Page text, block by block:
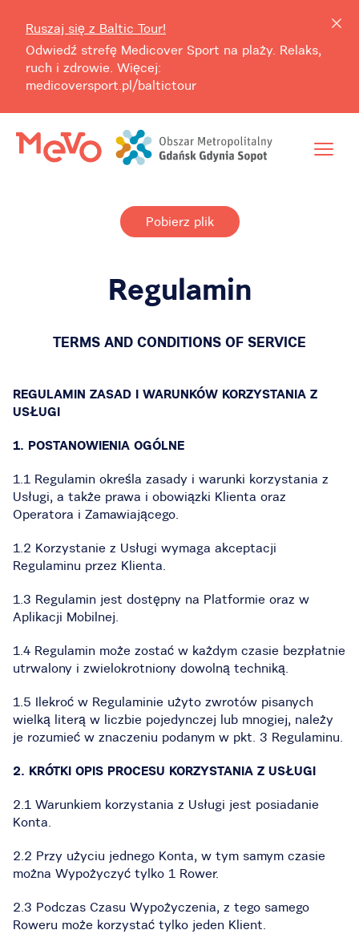
Ruszaj się z Baltic Tour!
Odwiedź strefę Medicover Sport na plaży. Relaks,
ruch i zdrowie. Więcej:
medicoversport.pl/baltictour
Pobierz plik
Regulamin
TERMS AND CONDITIONS OF SERVICE
REGULAMIN ZASAD I WARUNKÓW KORZYSTANIA Z
USŁUGI
1. POSTANOWIENIA OGÓLNE
1.1 Regulamin określa zasady i warunki korzystania z
Usługi, a także prawa i obowiązki Klienta oraz
Operatora i Zamawiającego.
1.2 Korzystanie z Usługi wymaga akceptacji
Regulaminu przez Klienta.
1.3 Regulamin jest dostępny na Platformie oraz w
Aplikacji Mobilnej.
1.4 Regulamin może zostać w każdym czasie bezpłatnie
utrwalony i zwielokrotniony dowolną techniką.
1.5 Ilekroć w Regulaminie użyto zwrotów pisanych
wielką literą w liczbie pojedynczej lub mnogiej, należy
je rozumieć w znaczeniu podanym w pkt. 3 Regulaminu.
2. KRÓTKI OPIS PROCESU KORZYSTANIA Z USŁUGI
2.1 Warunkiem korzystania z Usługi jest posiadanie
Konta.
2.2 Przy użyciu jednego Konta, w tym samym czasie
można Wypożyczyć tylko 1 Rower.
2.3 Podczas Czasu Wypożyczenia, z tego samego
Roweru może korzystać tylko jeden Klient.